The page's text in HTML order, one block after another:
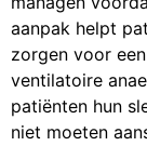
aanpak helpt
zorgen voor
ventilatoire
patiënten hun
niet moeten